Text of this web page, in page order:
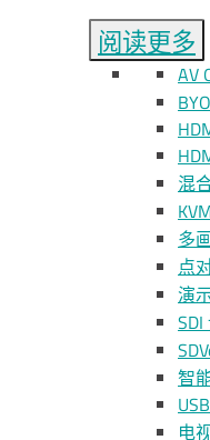
阅读更多
AV
混
多
点
演
智
电